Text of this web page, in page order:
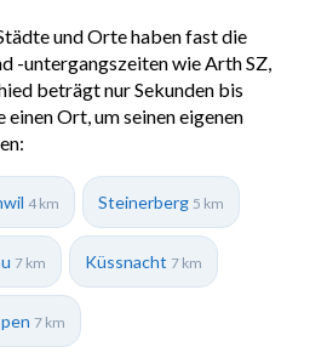
und Orte haben fast die
-untergangszeiten wie Arth SZ,
beträgt nur Sekunden bis
Ort, um seinen eigenen
4 km Steinerberg 5 km
7 km Küssnacht 7 km
7 km